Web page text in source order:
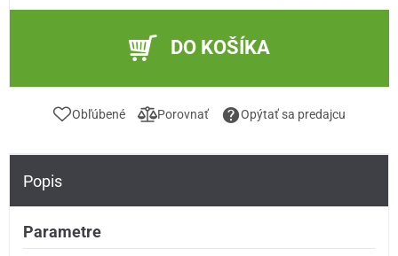
DO KOŠÍKA
Obľúbené Porovnať Opýtať sa predajcu
Popis
Parametre